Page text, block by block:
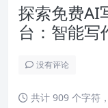
探索免费AI
台：智能写
没有评论
共计 909 个字符